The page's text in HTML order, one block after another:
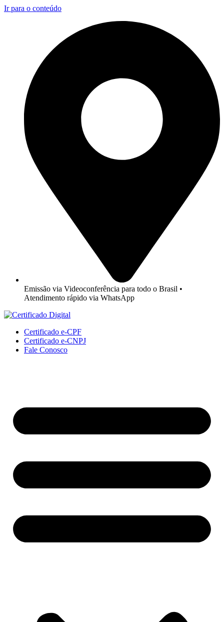
Ir para o conteúdo
Emissão via Videoconferência para todo o Brasil •
Atendimento rápido via WhatsApp
Certificado e-CPF
Certificado e-CNPJ
Fale Conosco